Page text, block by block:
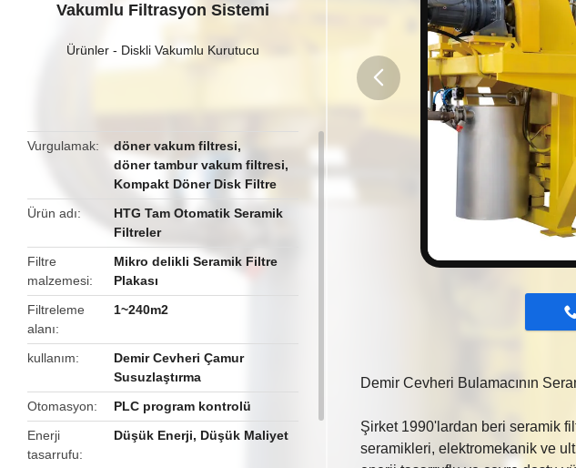
Vakumlu Filtrasyon Sistemi
Ürünler - Diskli Vakumlu Kurutucu
Vurgulamak döner vakum filtresi,
döner tambur vakum filtresi,
Kompakt Döner Disk Filtre
Ürün adı
HTG Tam Otomatik Seramik
Filtreler
Filtre
malzemesi
Mikro delikli Seramik Filtre
Plakası
Filtreleme
alanı
1~240m2
kullanım
Demir Cevheri Çamur
Susuzlaştırma
Otomasyon
PLC program kontrolü
Enerji
tasarrufu
Düşük Enerji, Düşük Maliyet
Demir Cevheri Bulamacının
Şirket 1990'lardan beri seramik
seramikleri, elektromekanik ve